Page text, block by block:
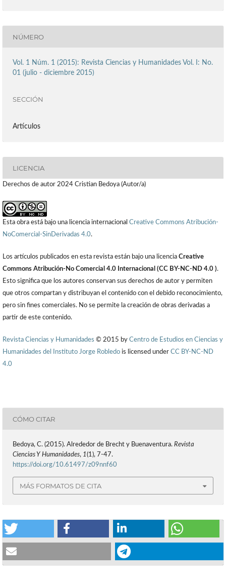
NÚMERO
Vol. 1 Núm. 1 (2015): Revista Ciencias y Humanidades Vol. I: No.
01 (julio - diciembre 2015)
SECCIÓN
Artículos
LICENCIA
Derechos de autor 2024 Cristian Bedoya (Autor/a)
Esta obra está bajo una licencia internacional Creative Commons Atribución-
NoComercial-SinDerivadas 4.0.
Los artículos publicados en esta revista están bajo una licencia Creative
Commons Atribución-No Comercial 4.0 Internacional (CC BY-NC-ND 4.0 ).
Esto significa que los autores conservan sus derechos de autor y permiten
que otros compartan y distribuyan el contenido con el debido reconocimiento,
pero sin fines comerciales. No se permite la creación de obras derivadas a
partir de este contenido.
Revista Ciencias y Humanidades © 2015 by Centro de Estudios en Ciencias y
Humanidades del Instituto Jorge Robledo is licensed under CC BY-NC-ND
4.0
CÓMO CITAR
Bedoya, C. (2015). Alrededor de Brecht y Buenaventura. Revista
Ciencias Y Humanidades, 1(1), 7-47.
https://doi.org/10.61497/z09nnf60
MÁS FORMATOS DE CITA